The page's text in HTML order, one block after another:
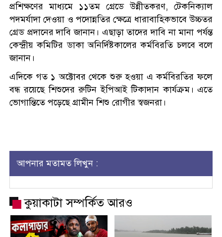
প্রশিক্ষণের মাধ্যমে ১১তম গ্রেডে উন্নীতকরণ, টেকনিক্যাল
পদমর্যাদা দেওয়া ও পদোন্নতির ক্ষেত্রে ধারাবাহিকভাবে উচ্চতর
গ্রেড প্রদানের দাবি জানান। এছাড়া তাদের দাবি না মানা পর্যন্ত
কেন্দ্রীয় কমিটির ডাকা অনির্দিষ্টকালের কর্মবিরতি চলবে বলে
জানান।
এদিকে গত ১ অক্টোবর থেকে শুরু হওয়া এ কর্মবিরতির ফলে
বন্ধ রয়েছে শিশুদের রুটিন ইপিআই টিকাদান কার্যক্রম। এতে
ভোগান্তিতে পড়েছে গ্রামীন শিশু রোগীর স্বজনরা।
আপনার মতামত লিখুন :
কুয়াকাটা সম্পর্কিত আরও